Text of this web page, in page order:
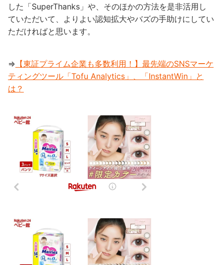
した「SuperThanks」や、そのほかの方法を是非活用し
ていただいて、よりよい認知拡大やバズの手助けにしてい
ただければと思います。
⇒ 【東証プライム企業も多数利用！】最先端のSNSマーケ
ティングツール「Tofu Analytics」、「InstantWin」と
は？